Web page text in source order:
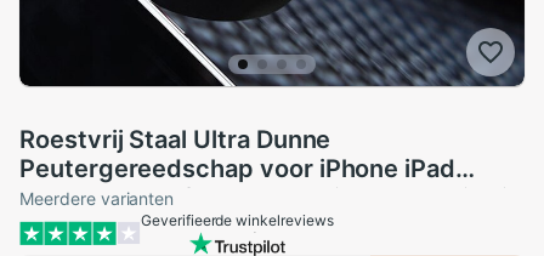
Roestvrij Staal Ultra Dunne
Peutergereedschap voor iPhone iPad
Samsung Telefoon Reparatie ToolsAnti-Slip
Lcd-scherm Demontage Opening Tool
Meerdere varianten
Geverifieerde winkelreviews